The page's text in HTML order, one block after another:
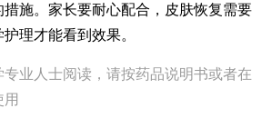
施。家长要耐心配合，皮肤恢复需要
理才能看到效果。
业人士阅读，请按药品说明书或者在